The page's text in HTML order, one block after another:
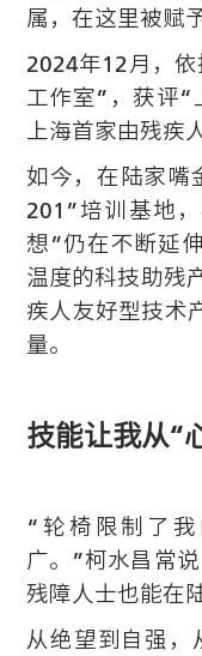
属，在这里被赋
2024年12月，
工作室”，获评“
上海首家由残疾
如今，在陆家嘴
201”培训基地
想”仍在不断延
温度的科技助残
疾人友好型技术
量。
技能让我从“
“轮椅限制了
广。”柯水昌常
残障人士也能在
从绝望到自强